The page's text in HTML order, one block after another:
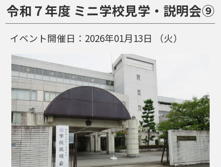
令和７年度 ミニ学校見学・説明会⑨
イベント開催日： 2026年01月13日 （火）